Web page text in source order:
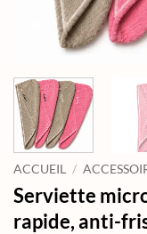
ACCUEIL /
Serviette
rapide, anti-